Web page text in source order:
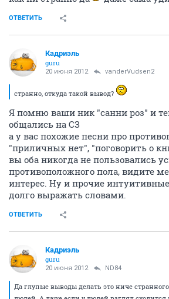
ОТВЕТИТЬ
Кадриэль
guru
20 июня 2012 vanderVudsen2
странно, откуда такой вывод?
Я помню ваши ник "санни роз" и
общались на СЗ
а у вас похожие песни про
"приличных нет", "поговорить о
вы оба никогда не пользовались
противоположного пола, видите
интерес. Ну и прочие
долго выражать словами.
ОТВЕТИТЬ
Кадриэль
guru
20 июня 2012 ND84
Да глупые выводы делать это ниче